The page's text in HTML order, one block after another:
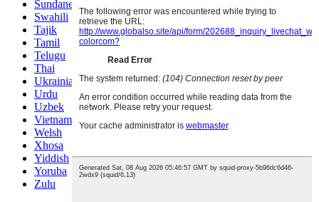
Sundanese
Swahili
Tajik
Tamil
Telugu
Thai
Ukrainian
Urdu
Uzbek
Vietnamese
Welsh
Xhosa
Yiddish
Yoruba
Zulu